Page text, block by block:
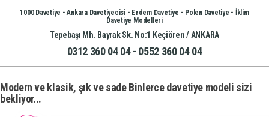
İçeriğe1000 Davetiye - Ankara Davetiyecisi - Erdem Davetiye - Polen Davetiye - İklim
Davetiye Modelleri
Tepebaşı Mh. Bayrak Sk. No:1 Keçiören / ANKARA
0312 360 04 04 - 0552 360 04 04
Modern ve klasik, şık ve sade Binlerce davetiye modeli sizi
bekliyor...